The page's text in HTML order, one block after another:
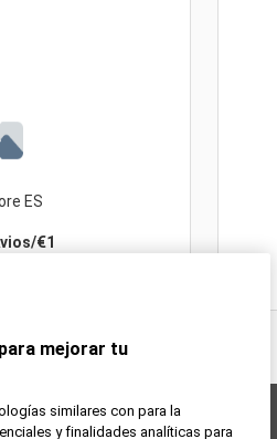
ES
€1
mejorar tu
similares con para la
y finalidades analíticas para